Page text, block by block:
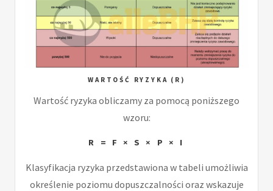
WARTOŚĆ RYZYKA (R)
Wartość ryzyka obliczamy za pomocą poniższego
wzoru:
R = F × S × P × I
Klasyfikacja ryzyka przedstawiona w tabeli umożliwia
określenie poziomu dopuszczalności oraz wskazuje